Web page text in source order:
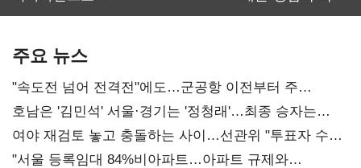
주요 뉴스
"속도전 넘어 전격전"에도…군공항 이전부터 주
52시간까지 '뇌관'
호남은 '김민석' 서울·경기는 '정청래'…최종 승자는
'안갯속'
여야 재검토 놓고 충돌하는 사이…선관위 "투표자 수
오차 당연"
"서울 등록임대 84%비아파트…아파트 규제와